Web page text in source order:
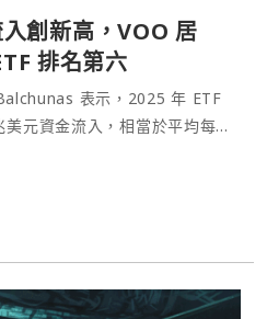
創新高，VOO 居
排名第六
表示，2025 年 ETF
元資金流入，相當於平均每日
高紀錄再成長 28%。其中
票代碼：VOO）的⋯